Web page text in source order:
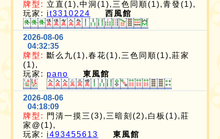
牌型: 立直(1),中洞(1),三色同順(1),青發(1),
玩家: it3310224 西風館
2026-08-06
04:32:35
牌型: 斷么九(1),春花(1),三色同順(1),莊家
(1),
玩家: pano 東風館
2026-08-06
04:18:09
牌型:
門清一摸三(3),三暗刻(2),白板(1),莊
家@(1),
玩家: i493455613 東風館